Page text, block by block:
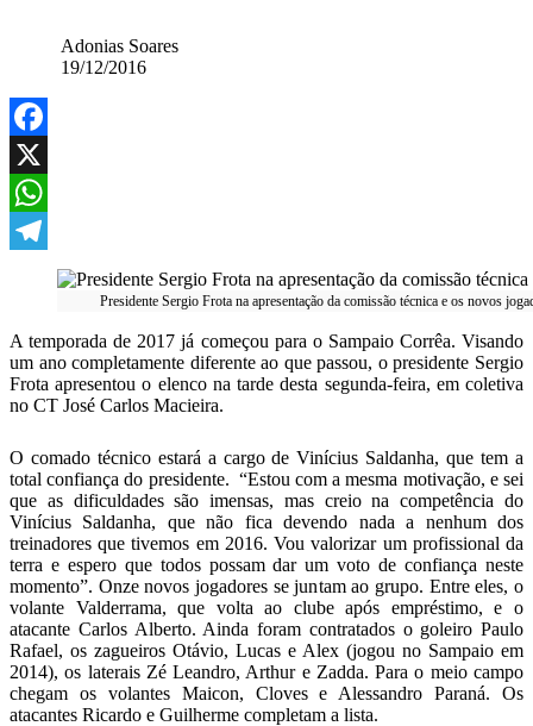
Adonias Soares
19/12/2016
Facebook
X
WhatsApp
Telegram
Presidente Sergio Frota na apresentação da comissão técnica e os novos
A temporada de 2017 já começou para o Sampaio Corrêa. Visando
um ano completamente diferente ao que passou, o presidente Sergio
Frota apresentou o elenco na tarde desta segunda-feira, em coletiva
no CT José Carlos Macieira.
O comado técnico estará a cargo de Vinícius Saldanha, que tem a
total confiança do presidente. “Estou com a mesma motivação, e sei
que as dificuldades são imensas, mas creio na competência do
Vinícius Saldanha, que não fica devendo nada a nenhum dos
treinadores que tivemos em 2016. Vou valorizar um profissional da
terra e espero que todos possam dar um voto de confiança neste
momento”. Onze novos jogadores se juntam ao grupo. Entre eles, o
volante Valderrama, que volta ao clube após empréstimo, e o
atacante Carlos Alberto. Ainda foram contratados o goleiro Paulo
Rafael, os zagueiros Otávio, Lucas e Alex (jogou no Sampaio em
2014), os laterais Zé Leandro, Arthur e Zadda. Para o meio campo
chegam os volantes Maicon, Cloves e Alessandro Paraná. Os
atacantes Ricardo e Guilherme completam a lista.